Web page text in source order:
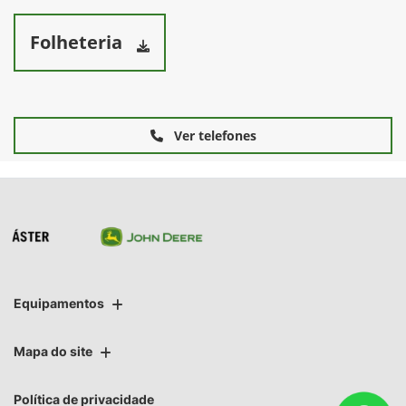
Folheteria
Ver telefones
Equipamentos
Mapa do site
Política de privacidade